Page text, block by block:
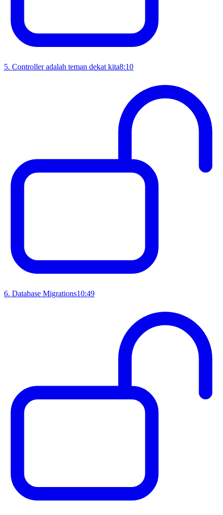
5. Controller adalah teman dekat kita8:10
6. Database Migrations10:49